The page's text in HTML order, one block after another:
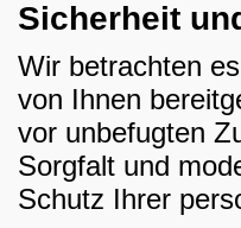
Sicherheit
Wir betrachten
von Ihnen
vor unbefugten
Sorgfalt und
Schutz Ihrer